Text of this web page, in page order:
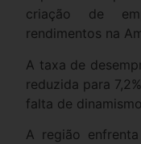
criação de
rendimentos na
A taxa de
reduzida para
falta de
A região